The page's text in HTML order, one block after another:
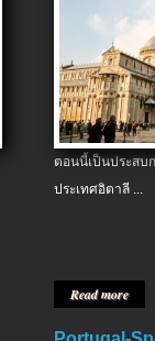
ตอนนี้เป็นประส
ประเทศอิตาลี ...
Read more